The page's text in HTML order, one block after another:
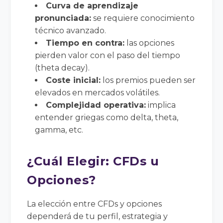
Curva de aprendizaje
pronunciada: se requiere conocimiento
técnico avanzado.
Tiempo en contra: las opciones
pierden valor con el paso del tiempo
(theta decay).
Coste inicial: los premios pueden ser
elevados en mercados volátiles.
Complejidad operativa: implica
entender griegas como delta, theta,
gamma, etc.
¿Cuál Elegir: CFDs u
Opciones?
La elección entre CFDs y opciones
dependerá de tu perfil, estrategia y